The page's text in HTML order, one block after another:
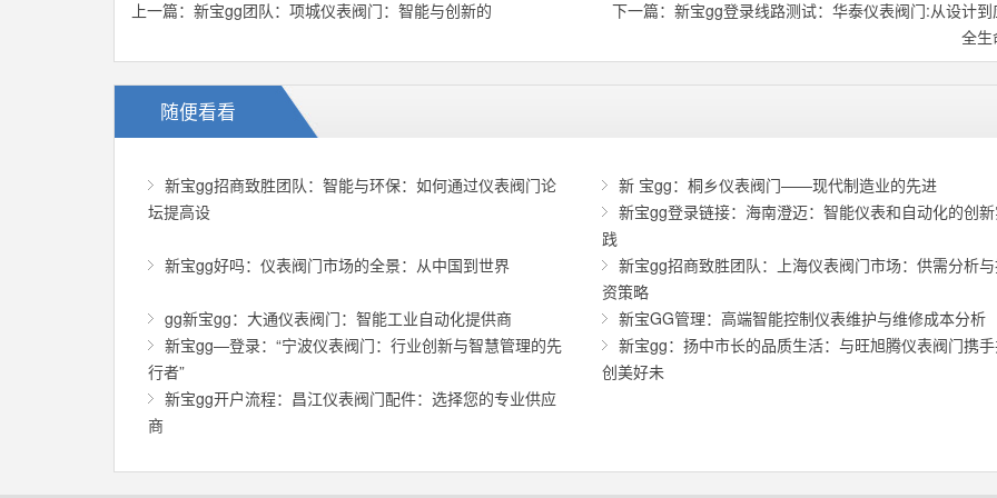
上一篇： 新宝gg团队：项城仪表阀门：智能与创新的 下一篇： 新宝gg登录线路测试：华泰仪表阀门:从设计到
全生
随便看看
新宝gg招商致胜团队：智能与环保：如何通过仪表阀门论
坛提高设
新 宝gg：桐乡仪表阀门——现代制造业的先进
新宝gg登录链接：海南澄迈：智能仪表和自动化的创
践
新宝gg好吗：仪表阀门市场的全景：从中国到世界
新宝gg招商致胜团队：上海仪表阀门市场：供需分析
资策略
gg新宝gg：大通仪表阀门：智能工业自动化提供商
新宝GG管理：高端智能控制仪表维护与维修成本分析
新宝gg—登录：“宁波仪表阀门：行业创新与智慧管理的先
行者”
新宝gg：扬中市长的品质生活：与旺旭腾仪表阀门携
创美好未
新宝gg开户流程：昌江仪表阀门配件：选择您的专业供应
商